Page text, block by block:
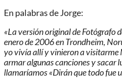
En palabras de Jorge:
«La versión original de Fotógrafo
enero de 2006 en Trondheim,
yo vivía allí y vinieron a visitarme
armar algunas canciones y sacar
llamaríamos «Dirán que todo fue